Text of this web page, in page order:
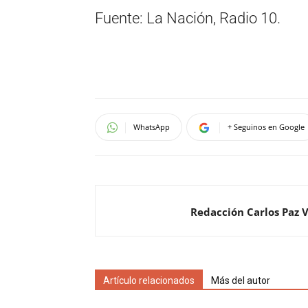
Fuente: La Nación, Radio 10.
WhatsApp + Seguinos en Google
Redacción Carlos Paz
Artículo relacionados Más del autor